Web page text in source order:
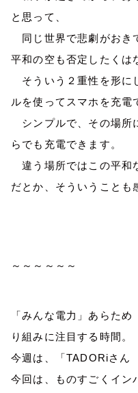
と思って、
同じ世界で悲劇がおき
平和の空も否定したくは
そういう２重性を形に
ルを使ってスマホを充電
シンプルで、その場所
らでも充電できます。
違う場所ではこの平和
だとか、そういうことも
～～～～～～
「みんな電力」あらため
り組みに注目する時間。
今週は、「TADORiさん
今回は、ものすごくイン